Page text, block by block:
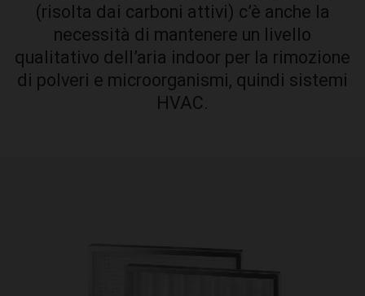
(risolta dai carboni attivi) c’è anche la
necessità di mantenere un livello
qualitativo dell’aria indoor per la rimozione
di polveri e microorganismi, quindi sistemi
HVAC.